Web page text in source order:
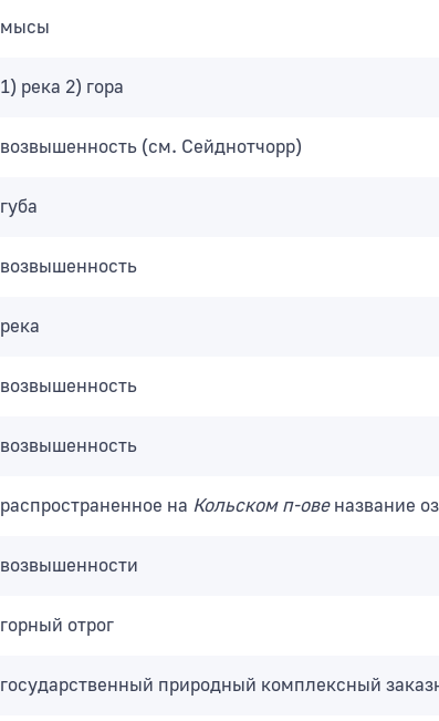
мысы
1) река 2) гора
возвышенность (см. Сейднотчорр)
губа
возвышенность
река
возвышенность
возвышенность
распространенное на Кольском п-овеназвание
возвышенности
горный отрог
государственный природный комплексный